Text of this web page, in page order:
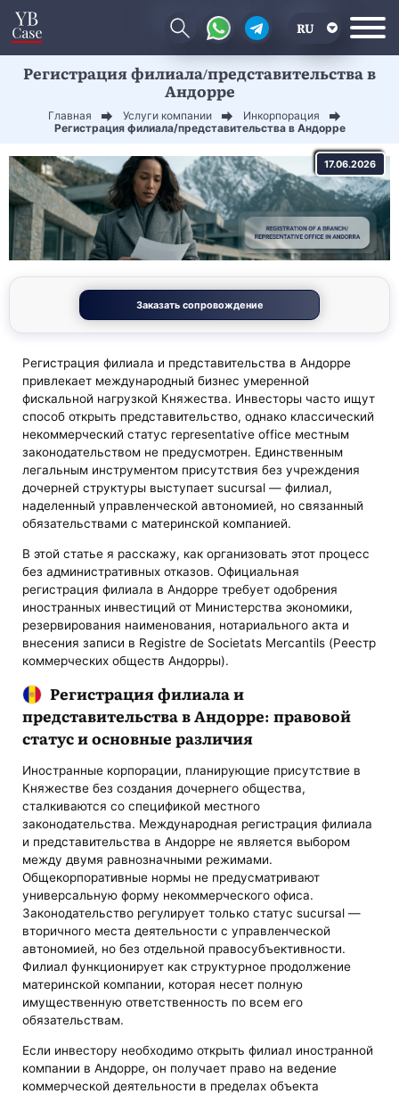
RU
EN
Регистрация филиала/представительства в
Андорре
Главная Услуги компании
Инкорпорация
Регистрация филиала/представительства в Андорре
17.06.2026
Заказать сопровождение
Регистрация филиала и представительства в Андорре
привлекает международный бизнес умеренной
фискальной нагрузкой Княжества. Инвесторы часто ищут
способ открыть представительство, однако классический
некоммерческий статус representative office местным
законодательством не предусмотрен. Единственным
легальным инструментом присутствия без учреждения
дочерней структуры выступает sucursal — филиал,
наделенный управленческой автономией, но связанный
обязательствами с материнской компанией.
В этой статье я расскажу, как организовать этот процесс
без административных отказов. Официальная
регистрация филиала в Андорре требует одобрения
иностранных инвестиций от Министерства экономики,
резервирования наименования, нотариального акта и
внесения записи в Registre de Societats Mercantils (Реестр
коммерческих обществ Андорры).
Регистрация филиала и
представительства в Андорре: правовой
статус и основные различия
Иностранные корпорации, планирующие присутствие в
Княжестве без создания дочернего общества,
сталкиваются со спецификой местного
законодательства. Международная регистрация филиала
и представительства в Андорре не является выбором
между двумя равнозначными режимами.
Общекорпоративные нормы не предусматривают
универсальную форму некоммерческого офиса.
Законодательство регулирует только статус sucursal —
вторичного места деятельности с управленческой
автономией, но без отдельной правосубъективности.
Филиал функционирует как структурное продолжение
материнской компании, которая несет полную
имущественную ответственность по всем его
обязательствам.
Если инвестору необходимо открыть филиал иностранной
компании в Андорре, он получает право на ведение
коммерческой деятельности в пределах объекта